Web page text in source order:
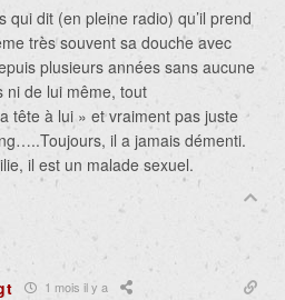
qui dit (en pleine radio) qu’il prend
très souvent sa douche avec
plusieurs années sans aucune
ni de lui même, tout
tête à lui » et vraiment pas juste
il a jamais démenti.
il est un malade sexuel.
1 mois il y a